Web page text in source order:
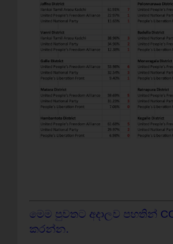
මෙම පුවතට අදාලව පහතින්
කරන්න.